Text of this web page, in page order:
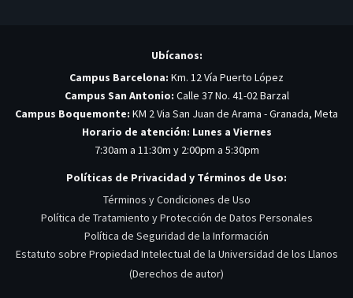
Ubícanos:
Campus Barcelona: Km. 12 Vía Puerto López
Campus San Antonio: Calle 37 No. 41-02 Barzal
Campus Boquemonte: KM 2 Via San Juan de Arama - Granada, Meta
Horario de atención: Lunes a Viernes
7:30am a 11:30m y 2:00pm a 5:30pm
Políticas de Privacidad y Términos de Uso:
Términos y Condiciones de Uso
Política de Tratamiento y Protección de Datos Personales
Política de Seguridad de la Información
Estatuto sobre Propiedad Intelectual de la Universidad de los Llanos
(Derechos de autor)